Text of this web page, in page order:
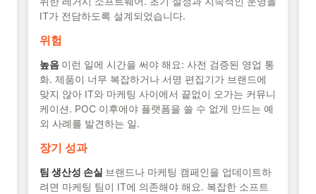
IT가 전담하도록 설계되었습니다.
위험
높음 이런 일에 시간을 써야 해요: 사전 검증된 영업 통
화. 제품이 너무 복잡하거나 서명 편집기가 브랜드에
맞지 않아 IT와 마케팅 사이에서 끝없이 오가는 커뮤니
케이션. POC 이후에야 플랫폼을 쓸 수 없게 만드는 예
외 사례를 발견하는 일.
장기 성과
팀 생산성 손실 브랜드나 마케팅 캠페인을 업데이트하
려면 마케팅 팀이 IT에 의존해야 해요. 복잡한 소프트